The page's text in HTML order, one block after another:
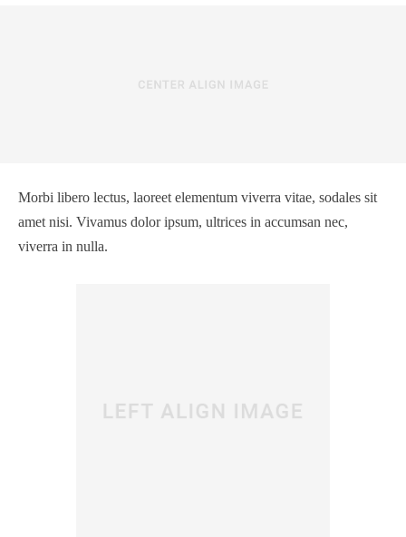
Morbi libero lectus, laoreet elementum viverra vitae, sodales sit
amet nisi. Vivamus dolor ipsum, ultrices in accumsan nec,
viverra in nulla.